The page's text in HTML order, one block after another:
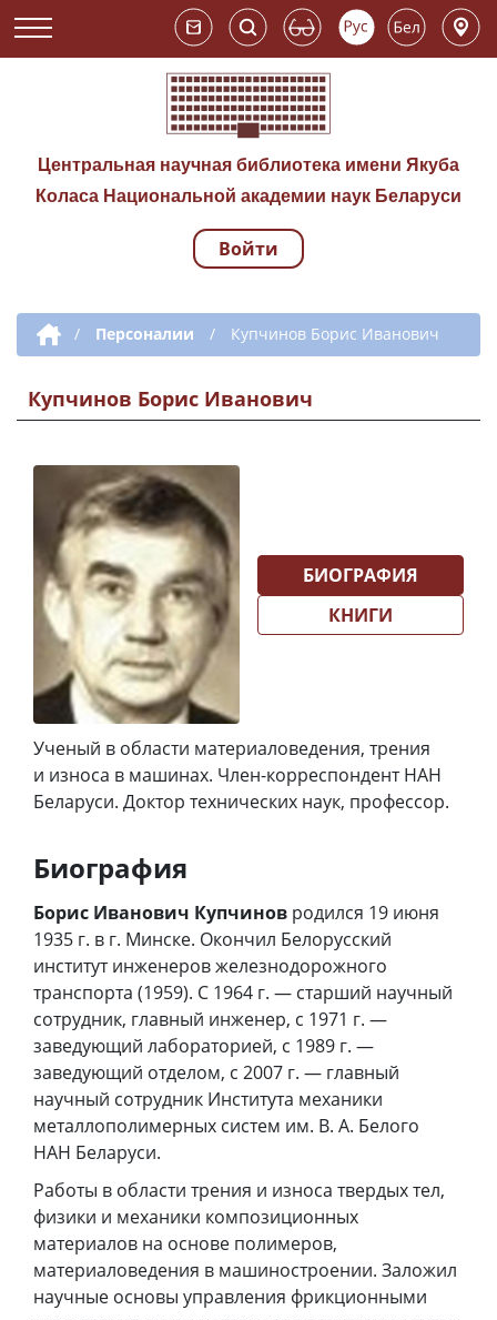
Центральная научная библиотека имени Якуба
Коласа Национальной академии наук Беларуси
Навигация по
Войти
Дополнительная навигация
/ Персоналии / Купчинов Борис Иванович
Купчинов Борис Иванович
Ученый в области материаловедения, трения
и износа в машинах. Член-корреспондент НАН
Беларуси. Доктор технических наук, профессор.
БИОГРАФИЯ
КНИГИ
Биография
Борис Иванович Купчинов родился 19 июня
1935 г. в г. Минске. Окончил Белорусский
институт инженеров железнодорожного
транспорта (1959). С 1964 г. — старший научный
сотрудник, главный инженер, с 1971 г. —
заведующий лабораторией, с 1989 г. —
заведующий отделом, с 2007 г. — главный
научный сотрудник Института механики
металлополимерных систем им. В. А. Белого
НАН Беларуси.
Работы в области трения и износа твердых тел,
физики и механики композиционных
материалов на основе полимеров,
материаловедения в машиностроении. Заложил
научные основы управления фрикционными